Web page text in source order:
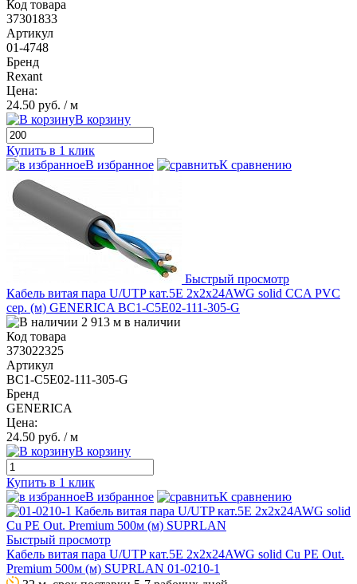
Код товара
37301833
Артикул
01-4748
Бренд
Rexant
Цена:
24.50 руб. / м
В корзину
Купить в 1 клик
В избранное
К сравнению
Быстрый просмотр
Кабель витая пара U/UTP кат.5E 2х2х24AWG solid CCA PVC
сер. (м) GENERICA BC1-C5E02-111-305-G
2 913 м в наличии
Код товара
373022325
Артикул
BC1-C5E02-111-305-G
Бренд
GENERICA
Цена:
24.50 руб. / м
В корзину
Купить в 1 клик
В избранное
К сравнению
Быстрый просмотр
Кабель витая пара U/UTP кат.5E 2х2х24AWG solid Cu PE Out.
Premium 500м (м) SUPRLAN 01-0210-1